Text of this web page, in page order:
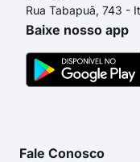
Rua Tabapuã, 743 -
Baixe nosso app
Fale Conosco